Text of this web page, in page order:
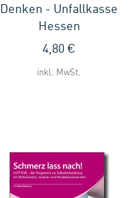
Denken - Unfallkasse
Hessen
4,80 €
inkl. MwSt.